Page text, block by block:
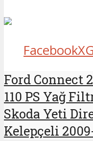
FacebookX
Ford Connect
110 PS Yağ
Skoda Yeti
Kelepçeli